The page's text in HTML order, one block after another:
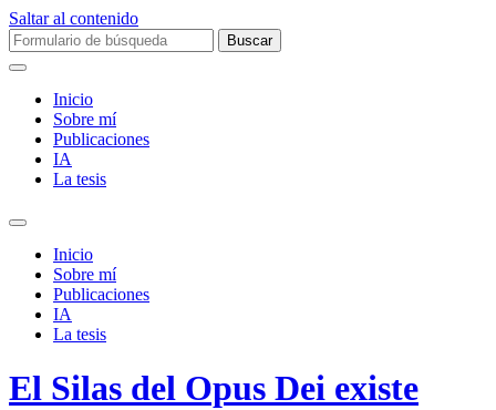
Saltar al contenido
Buscar:
Inicio
Sobre mí­
Publicaciones
IA
La tesis
Alternar
campo
búsqueda
Inicio
Sobre mí­
Publicaciones
IA
La tesis
El Silas del Opus Dei existe